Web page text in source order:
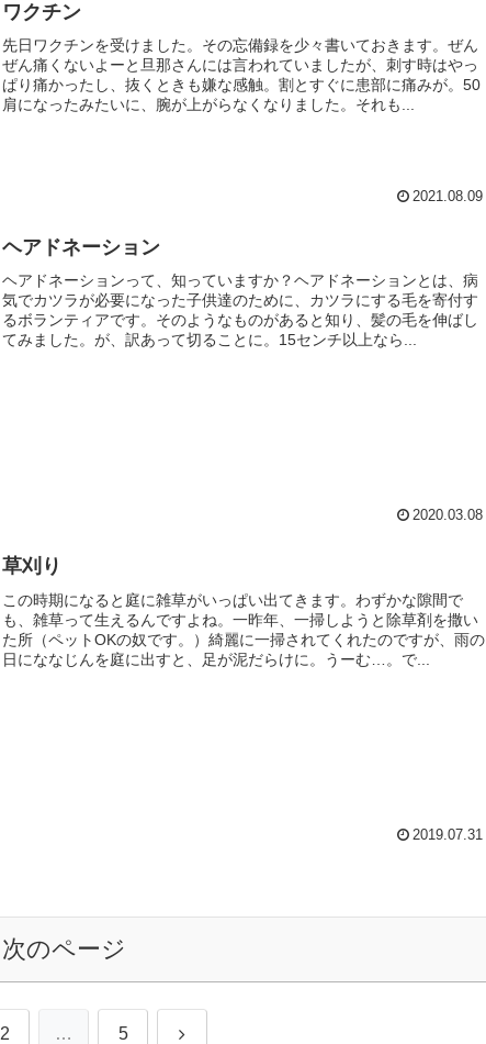
ワクチン
先日ワクチンを受けました。その忘備録を少々書いておきます。ぜん
ぜん痛くないよーと旦那さんには言われていましたが、刺す時はやっ
ぱり痛かったし、抜くときも嫌な感触。割とすぐに患部に痛みが。50
肩になったみたいに、腕が上がらなくなりました。それも...
2021.08.09
ヘアドネーション
ヘアドネーションって、知っていますか？ヘアドネーションとは、病
気でカツラが必要になった子供達のために、カツラにする毛を寄付す
るボランティアです。そのようなものがあると知り、髪の毛を伸ばし
てみました。が、訳あって切ることに。15センチ以上なら...
2020.03.08
草刈り
この時期になると庭に雑草がいっぱい出てきます。わずかな隙間で
も、雑草って生えるんですよね。一昨年、一掃しようと除草剤を撒い
た所（ペットOKの奴です。）綺麗に一掃されてくれたのですが、雨の
日にななじんを庭に出すと、足が泥だらけに。うーむ…。で...
2019.07.31
次のページ
2 … 5 次